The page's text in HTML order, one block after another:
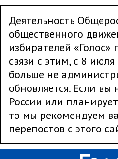
Деятельность
общественного
избирателей «Голос»
связи с этим, с 8
больше не
обновляется. Если вы
России или
то мы рекомендуем
перепостов с этого